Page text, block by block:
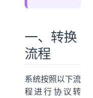
一、转换
流程
系统按照以下流
程进行协议转